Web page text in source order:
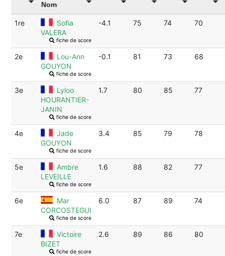
Nom
1re
Sofia
VALERA
fiche de score
-4.1 75 74 70
2e
Lou-Ann
GOUYON
fiche de score
-0.1 81 73 68
3e
Lyloo
HOURANTIER-
JANIN
fiche de score
1.7 80 85 77
4e
Jade
GOUYON
fiche de score
3.4 85 79 78
5e
Ambre
LEVEILLE
fiche de score
1.6 88 82 77
6e
Mar
CORCOSTEGUI
fiche de score
6.0 87 89 74
7e
Victoire
BIZET
fiche de score
2.6 89 86 80